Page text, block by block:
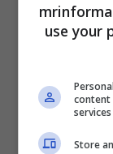
corrente”
Compila gli
completare
Nella
Gmail
filato liscio,
use your
content
Store